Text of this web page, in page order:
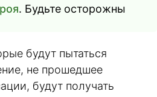
. Будьте осторожны
будут пытаться
не прошедшее
будут получать